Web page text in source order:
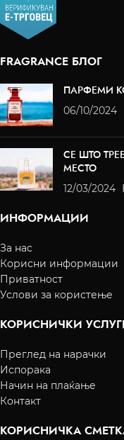
FRAGRANCE БЛОГ
ПАРФЕМИ
06/10/2024
СЕ ШТО
МЕСТО
12/03/2024
ИНФОРМАЦИИ
За нас
Корисни информации
Приватност
Услови за користење
КОРИСНИЧКИ
Преглед на нарачки
Испорака
Начин на плаќање
Контакт
КОРИСНИЧКА